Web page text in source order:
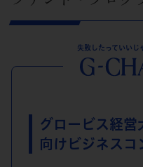
失敗したっていいじ
グロービス経営
向け ビジネスコ